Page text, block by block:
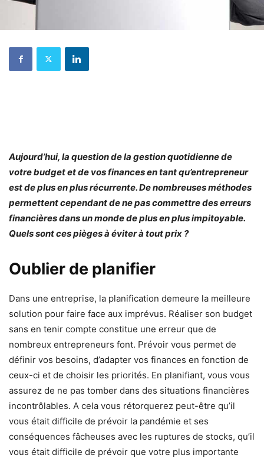
Aujourd’hui, la question de la gestion quotidienne de
votre budget et de vos finances en tant qu’entrepreneur
est de plus en plus récurrente. De nombreuses méthodes
permettent cependant de ne pas commettre des erreurs
financières dans un monde de plus en plus impitoyable.
Quels sont ces pièges à éviter à tout prix ?
Oublier de planifier
Dans une entreprise, la planification demeure la meilleure
solution pour faire face aux imprévus. Réaliser son budget
sans en tenir compte constitue une erreur que de
nombreux entrepreneurs font. Prévoir vous permet de
définir vos besoins, d’adapter vos finances en fonction de
ceux-ci et de choisir les priorités. En planifiant, vous vous
assurez de ne pas tomber dans des situations financières
incontrôlables. A cela vous rétorquerez peut-être qu’il
vous était difficile de prévoir la pandémie et ses
conséquences fâcheuses avec les ruptures de stocks, qu’il
vous était difficile de prévoir que votre plus importante